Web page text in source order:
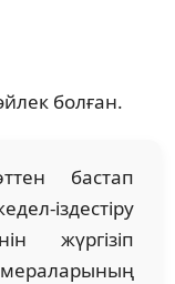
болған.
бастап
іздестіру
жүргізіп